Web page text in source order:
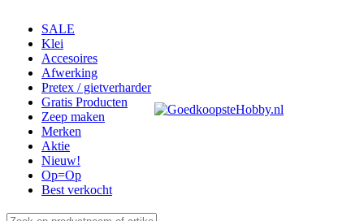
SALE
Klei
Accesoires
Afwerking
Pretex / gietverharder
Gratis Producten
Zeep maken
Merken
Aktie
Nieuw!
Op=Op
Best verkocht